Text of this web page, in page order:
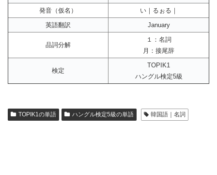
発音（仮名）
い｜るぉる｜
英語翻訳
January
品詞分解
１：名詞
月：接尾辞
検定
TOPIK1
ハングル検定5級
TOPIK1の単語 ハングル検定5級の単語 韓国語｜名詞